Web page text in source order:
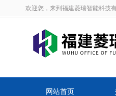
欢迎您，来到福建菱瑞智能科技
网站首页